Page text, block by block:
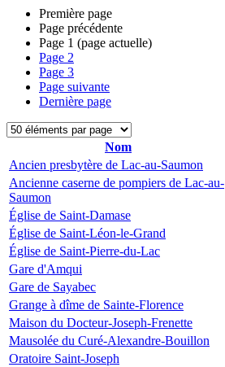
Première page
Page précédente
Page 1 (page actuelle)
Page 2
Page 3
Page suivante
Dernière page
Nom
Ancien presbytère de Lac-au-Saumon
Ancienne caserne de pompiers de Lac-au-
Saumon
Église de Saint-Damase
Église de Saint-Léon-le-Grand
Église de Saint-Pierre-du-Lac
Gare d'Amqui
Gare de Sayabec
Grange à dîme de Sainte-Florence
Maison du Docteur-Joseph-Frenette
Mausolée du Curé-Alexandre-Bouillon
Oratoire Saint-Joseph